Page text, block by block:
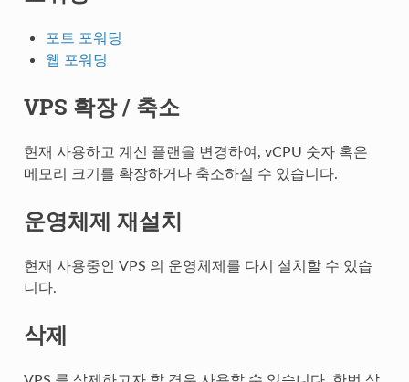
포트 포워딩
웹 포워딩
VPS 확장 / 축소
현재 사용하고 계신 플랜을 변경하여, vCPU 숫자 혹은
메모리 크기를 확장하거나 축소하실 수 있습니다.
운영체제 재설치
현재 사용중인 VPS 의 운영체제를 다시 설치할 수 있습
니다.
삭제
VPS 를 삭제하고자 할 경우 사용할 수 있습니다. 한번 삭